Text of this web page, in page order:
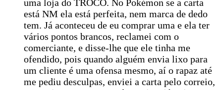
uma loja do TROCO. No Pokémon se a carta
está NM ela está perfeita, nem marca de dedo
tem. Já aconteceu de eu comprar uma e ela ter
vários pontos brancos, reclamei com o
comerciante, e disse-lhe que ele tinha me
ofendido, pois quando alguém envia lixo para
um cliente é uma ofensa mesmo, aí o rapaz até
me pediu desculpas, enviei a carta pelo correio,